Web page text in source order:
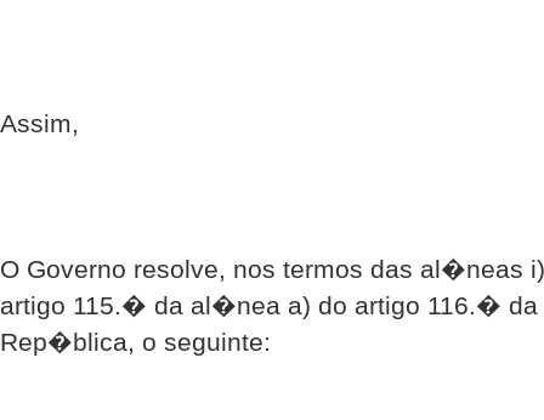
Assim,
O Governo resolve, nos termos das al�neas
artigo 115.� da al�nea a) do artigo 116.�
Rep�blica, o seguinte: